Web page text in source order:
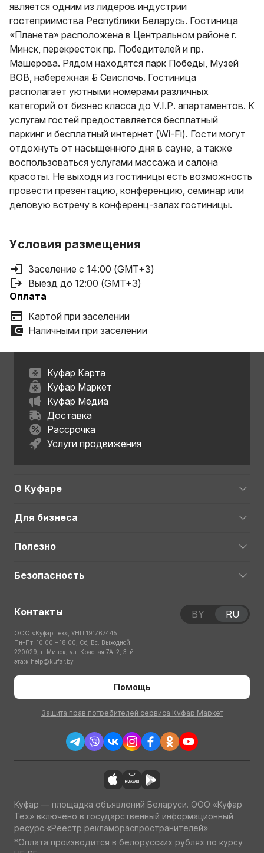
является одним из лидеров индустрии
гостеприимства Республики Беларусь. Гостиница
«Планета» расположена в Центральном районе г.
Минск, перекресток пр. Победителей и пр.
Машерова. Рядом находятся парк Победы, Музей
ВОВ, набережная р. Свислочь. Гостиница
располагает уютными номерами различных
категорий от бизнес класса до V.I.P. апартаментов. К
услугам гостей предоставляется бесплатный
паркинг и бесплатный интернет (Wi-Fi). Гости могут
отдохнуть от насыщенного дня в сауне, а также
воспользоваться услугами массажа и салона
красоты. Не выходя из гостиницы есть возможность
провести презентацию, конференцию, семинар или
деловую встречу в конференц-залах гостиницы.
Условия размещения
Заселение с 14:00 (GMT+3)
Выезд до 12:00 (GMT+3)
Оплата
Картой при заселении
Наличными при заселении
Куфар Карта
Куфар Маркет
Куфар Медиа
Доставка
Рассрочка
Услуги продвижения
О Куфаре
Для бизнеса
Полезно
Безопасность
Контакты
ООО «Куфар Тех», УНП 191767445
Пн-Пт: 10:00 – 18:00; Сб, Вс: Выходной
220029, г. Минск, ул. Красная 7А-2, 3-й
этаж help@kufar.by
Помощь
Защита прав потребителей сервиса Куфар Маркет
BY RU
Куфар — площадка объявлений Беларуси. ООО «Куфар
Тех» включено в государственный информационный
ресурс «Реестр рекламораспространителей»
*Оплата производится в белорусских рублях по курсу